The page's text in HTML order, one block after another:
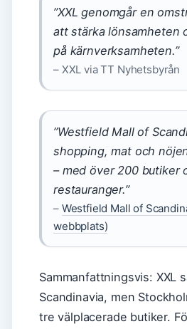
”XXL genomgår en
att stärka lönsamheten
på kärnverksamheten.”
– XXL via TT Nyhetsbyrån
”Westfield Mall of
shopping, mat och
– med över 200 butiker
restauranger.”
– Westfield Mall of
webbplats)
Sammanfattningsvis: XXL
Scandinavia, men
tre välplacerade butiker.